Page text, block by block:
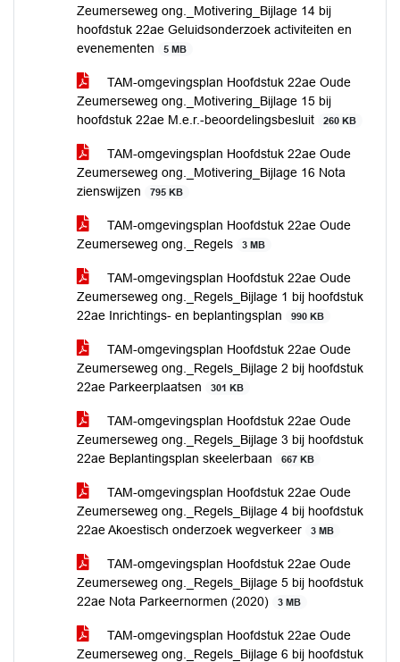
Zeumerseweg ong._Motivering_Bijlage 14 bij
hoofdstuk 22ae Geluidsonderzoek activiteiten en
evenementen
5 MB
TAM-omgevingsplan Hoofdstuk 22ae Oude
Zeumerseweg ong._Motivering_Bijlage 15 bij
hoofdstuk 22ae M.e.r.-beoordelingsbesluit
260 KB
TAM-omgevingsplan Hoofdstuk 22ae Oude
Zeumerseweg ong._Motivering_Bijlage 16 Nota
zienswijzen
795 KB
TAM-omgevingsplan Hoofdstuk 22ae Oude
Zeumerseweg ong._Regels
3 MB
TAM-omgevingsplan Hoofdstuk 22ae Oude
Zeumerseweg ong._Regels_Bijlage 1 bij hoofdstuk
22ae Inrichtings- en beplantingsplan
990 KB
TAM-omgevingsplan Hoofdstuk 22ae Oude
Zeumerseweg ong._Regels_Bijlage 2 bij hoofdstuk
22ae Parkeerplaatsen
301 KB
TAM-omgevingsplan Hoofdstuk 22ae Oude
Zeumerseweg ong._Regels_Bijlage 3 bij hoofdstuk
22ae Beplantingsplan skeelerbaan
667 KB
TAM-omgevingsplan Hoofdstuk 22ae Oude
Zeumerseweg ong._Regels_Bijlage 4 bij hoofdstuk
22ae Akoestisch onderzoek wegverkeer
3 MB
TAM-omgevingsplan Hoofdstuk 22ae Oude
Zeumerseweg ong._Regels_Bijlage 5 bij hoofdstuk
22ae Nota Parkeernormen (2020)
3 MB
TAM-omgevingsplan Hoofdstuk 22ae Oude
Zeumerseweg ong._Regels_Bijlage 6 bij hoofdstuk